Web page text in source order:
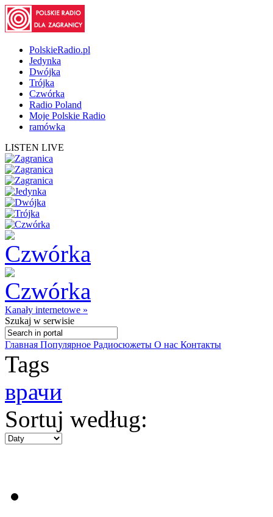
PolskieRadio.pl
Jedynka
Dwójka
Trójka
Czwórka
Radio Poland
Moje Polskie Radio
ramówka
LISTEN LIVE
Kanały internetowe »
Szukaj w serwisie
Главная Популярное Радиосюжеты О нас Контакты
Tags
врачи
Sortuj według: